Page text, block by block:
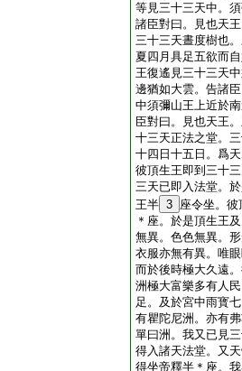
等見三十三天中。
諸臣對曰。見也天
三十三天晝度樹也
夏四月具足五欲而
王復遙見三十三天
邊猶如大雲。告諸
中須彌山王上近於
臣對曰。見也天王
十三天正法之堂。
十四日十五日。爲
彼頂生王即到三十
三天已即入法堂。
王半 3 座令坐。
＊座。於是頂生王
無異。色色無異。
衣服亦無有異。唯
而於後時極大久遠
洲極大富樂多有人
足。及於宮中雨寳
有瞿陀尼洲。亦有
單曰洲。我又已見
得入諸天法堂。又
得坐帝釋半＊座。